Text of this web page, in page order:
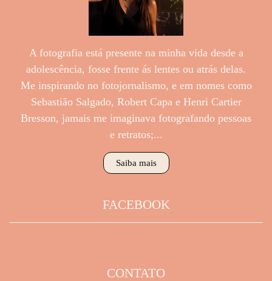
A fotografia está presente na minha vida desde a
adolescência, fosse frente ás lentes ou atrás delas.
Me inspirando no fotojornalismo, e em nomes como
Sebastião Salgado, Robert Capa e Henri Cartier
Bresson, jamais me imaginava fotografando pessoas
e retratos;...
Saiba mais
FACEBOOK
CONTATO